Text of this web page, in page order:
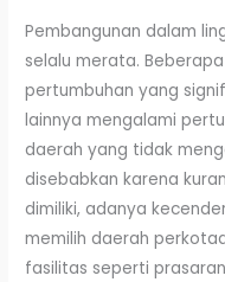
Pembangunan dalam
selalu merata.
pertumbuhan yang
lainnya mengalami
daerah yang tidak
disebabkan karena
dimiliki, adanya
memilih daerah
fasilitas seperti